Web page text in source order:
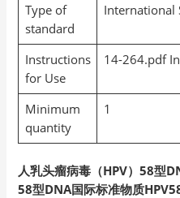
Type of
standard
International
Instructions
for Use
14-264.pdf
Minimum
quantity
1
人乳头瘤病毒（HPV）58型
58型DNA国际标准物质